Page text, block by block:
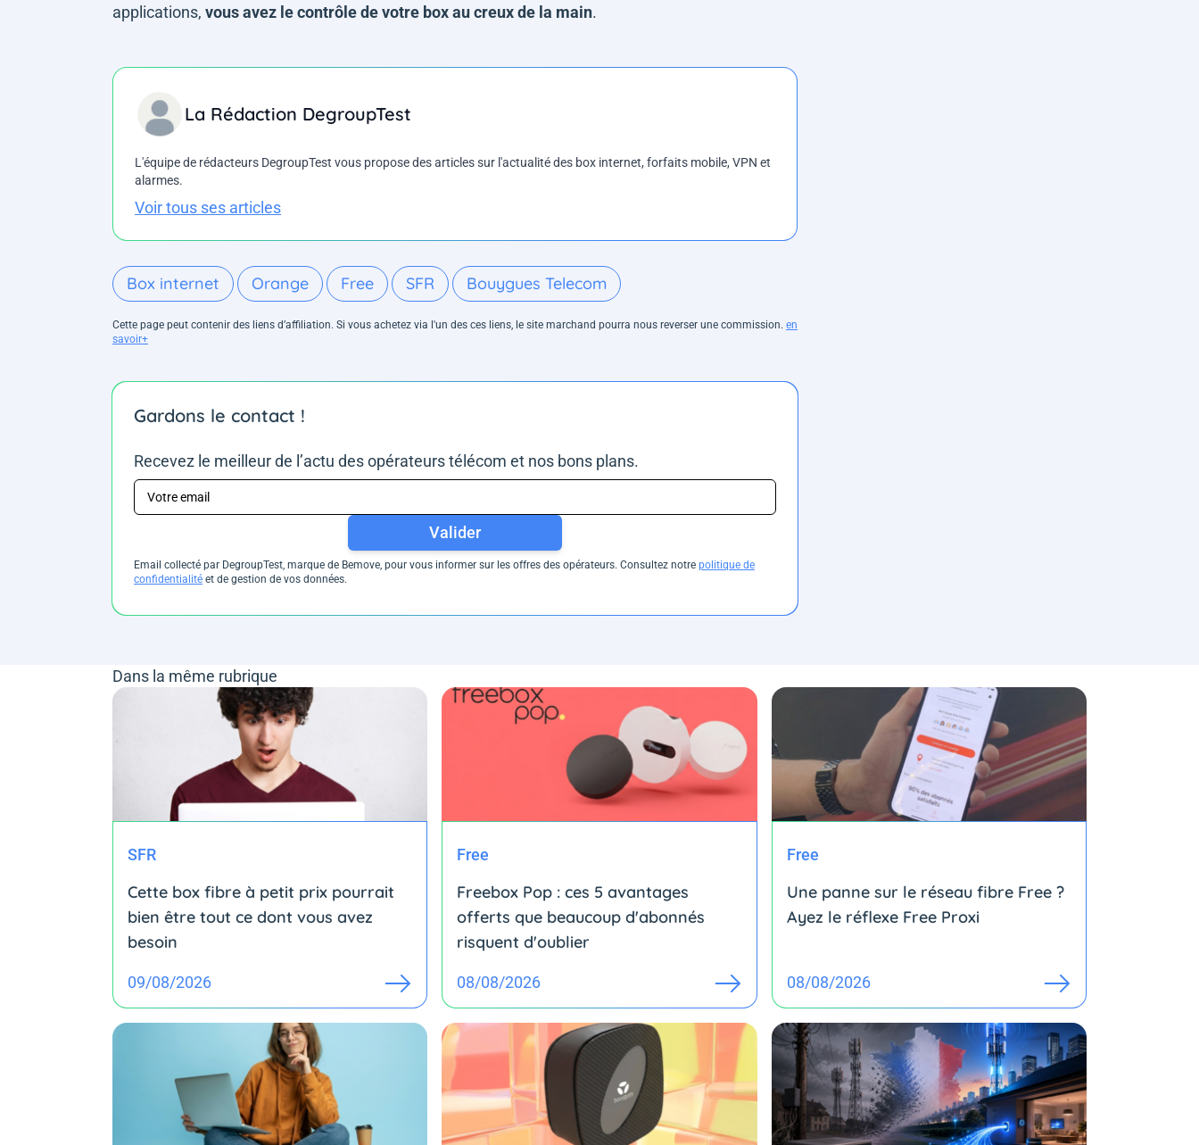
applications, vous avez le contrôle de votre box au creux de la main.
La Rédaction DegroupTest
L'équipe de rédacteurs DegroupTest vous propose des articles sur l'actualité des box internet, forfaits mobile, VPN et
alarmes.
Voir tous ses articles
Box internet Orange Free SFR Bouygues Telecom
Cette page peut contenir des liens d’affiliation. Si vous achetez via l'un des ces liens, le site marchand pourra nous reverser une commission. en
savoir+
Gardons le contact !
Recevez le meilleur de l’actu des opérateurs télécom et nos bons plans.
Valider
Email collecté par DegroupTest, marque de Bemove, pour vous informer sur les offres des opérateurs. Consultez notre politique de
confidentialité et de gestion de vos données.
Dans la même rubrique
SFR
Cette box fibre à petit prix pourrait
bien être tout ce dont vous avez
besoin
09/08/2026
Free
Freebox Pop : ces 5 avantages
offerts que beaucoup d'abonnés
risquent d'oublier
08/08/2026
Free
Une panne sur le réseau fibre Free ?
Ayez le réflexe Free Proxi
08/08/2026